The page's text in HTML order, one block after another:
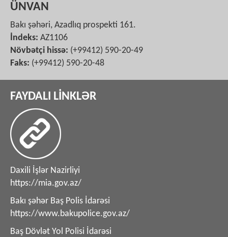
ÜNVAN
Bakı şəhəri, Azadlıq prospekti 161.
İndeks: AZ1106
Növbətçi hissə: (+99412) 590-20-49
Faks: (+99412) 590-20-48
FAYDALI LİNKLƏR
Daxili İşlər Nazirliyi
https://mia.gov.az/
Bakı şəhər Baş Polis İdarəsi
https://www.bakupolice.gov.az/
Baş Dövlət Yol Polisi İdarəsi